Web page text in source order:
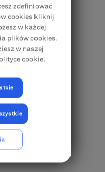
lokalnego
temu są
unikalną wiedzą
się
zdefiniować
cookies kliknij
w każdej
plików cookies.
w naszej
cookie.